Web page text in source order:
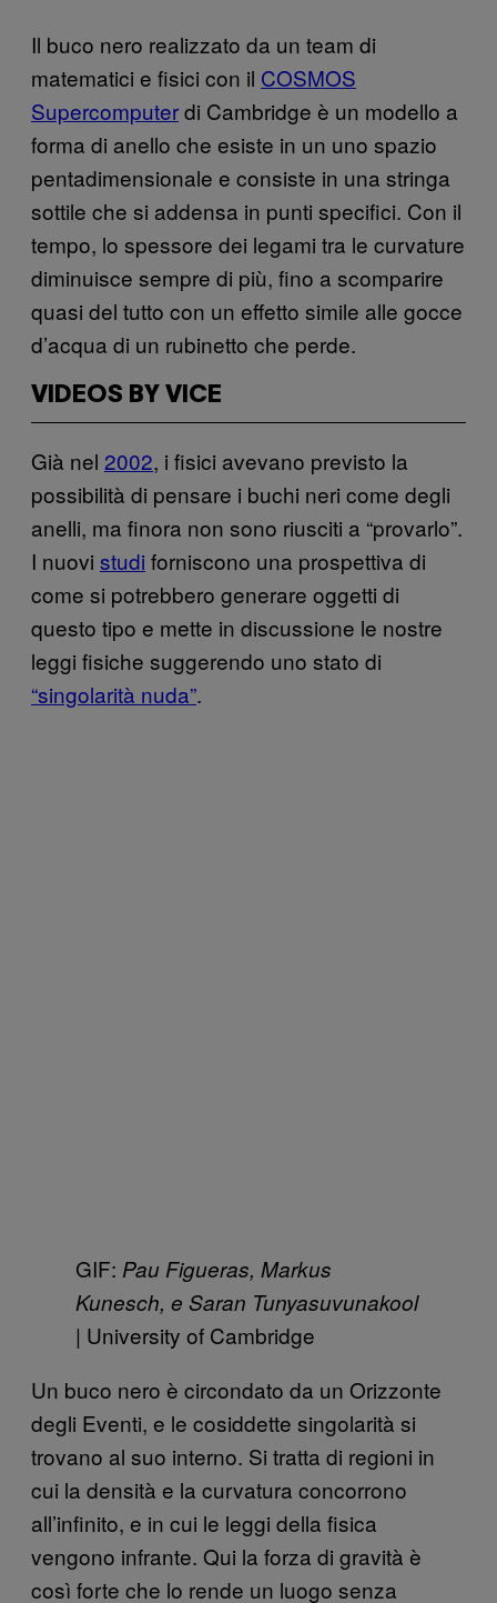
Il buco nero realizzato da un team di
matematici e fisici con il COSMOS
Supercomputerdi Cambridge è un modello a
forma di anello che esiste in un uno spazio
pentadimensionale e consiste in una stringa
sottile che si addensa in punti specifici. Con il
tempo, lo spessore dei legami tra le curvature
diminuisce sempre di più, fino a scomparire
quasi del tutto con un effetto simile alle gocce
d’acqua di un rubinetto che perde.
VIDEOS BY VICE
Già nel 2002, i fisici avevano previsto la
possibilità di pensare i buchi neri come degli
anelli, ma finora non sono riusciti a “provarlo”.
I nuovi studi forniscono una prospettiva di
come si potrebbero generare oggetti di
questo tipo e mette in discussione le nostre
leggi fisiche suggerendo uno stato di
“singolarità nuda”.
GIF: Pau Figueras, Markus
Kunesch, e Saran Tunyasuvunakool
| University of Cambridge
Un buco nero è circondato da un Orizzonte
degli Eventi, e le cosiddette singolarità si
trovano al suo interno. Si tratta di regioni in
cui la densità e la curvatura concorrono
all’infinito, e in cui le leggi della fisica
vengono infrante. Qui la forza di gravità è
così forte che lo rende un luogo senza